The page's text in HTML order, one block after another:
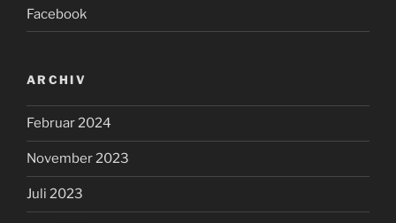
Facebook
ARCHIV
Februar 2024
November 2023
Juli 2023